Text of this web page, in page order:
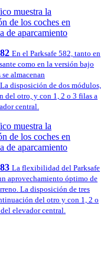
En el Parksafe 582, tanto en
como en la versión bajo
se almacenan
disposición de dos módulos,
del otro, y con 1, 2 o 3 filas a
central.
La flexibilidad del Parksafe
aprovechamiento óptimo de
La disposición de tres
del otro y con 1, 2 o
elevador central.